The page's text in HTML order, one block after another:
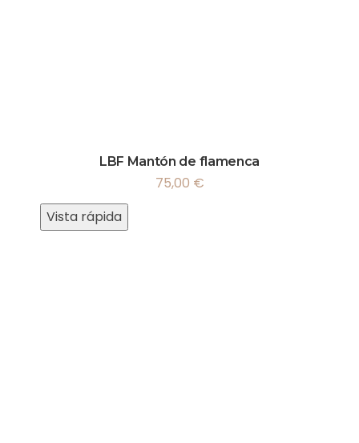
LBF Mantón de flamenca
75,00 €
Vista rápida